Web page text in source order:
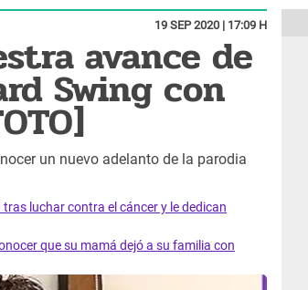
19 SEP 2020 | 17:09 H
avance de
Swing con
un nuevo adelanto de la parodia
luchar contra el cáncer y le dedican
que su mamá dejó a su familia con